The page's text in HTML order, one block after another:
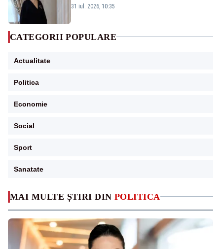
MAI MULTE ȘTIRI DIN POLITICA
31 iul. 2026, 10:35
CATEGORII POPULARE
Actualitate
Politica
Economie
Social
Sport
Sanatate